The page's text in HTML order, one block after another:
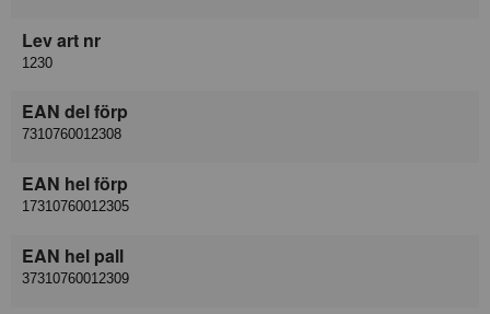
Lev art nr
1230
EAN del förp
7310760012308
EAN hel förp
17310760012305
EAN hel pall
37310760012309